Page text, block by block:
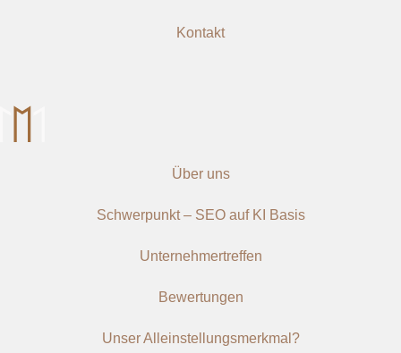
Kontakt
Über uns
Schwerpunkt – SEO auf KI Basis
Unternehmertreffen
Bewertungen
Unser Alleinstellungsmerkmal?